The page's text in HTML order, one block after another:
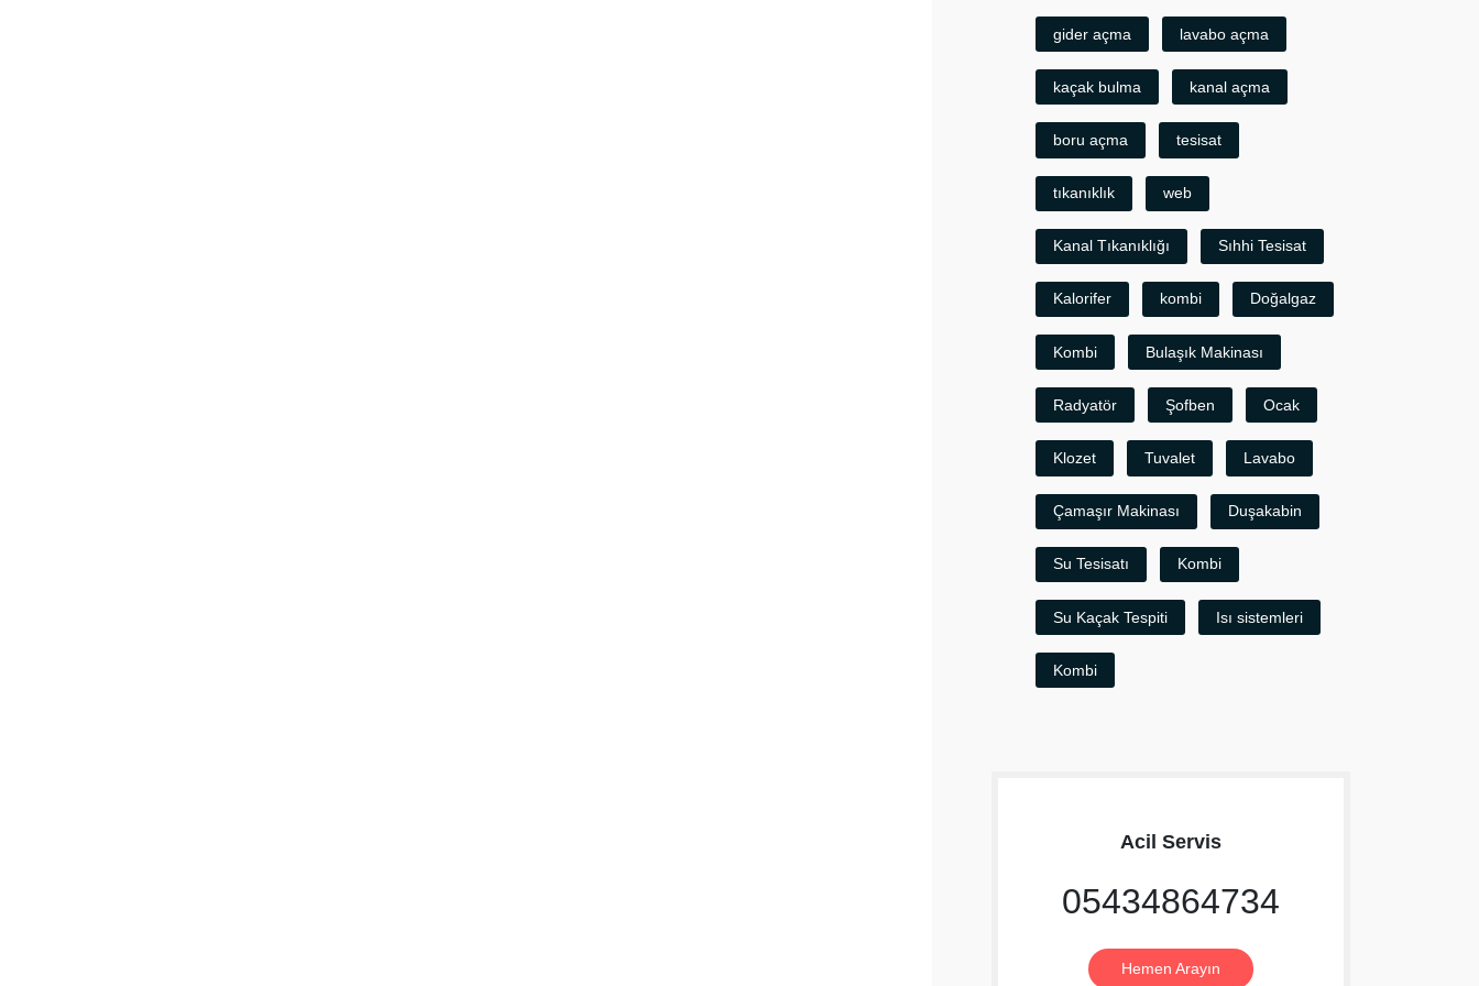
gider açma lavabo açma
kaçak bulma kanal açma
boru açma tesisat
tıkanıklık web
Kanal Tıkanıklığı Sıhhi Tesisat
Kalorifer kombi Doğalgaz
Kombi Bulaşık Makinası
Radyatör Şofben Ocak
Klozet Tuvalet Lavabo
Çamaşır Makinası Duşakabin
Su Tesisatı Kombi
Su Kaçak Tespiti Isı sistemleri
Kombi
Acil Servis
05434864734
Hemen Arayın